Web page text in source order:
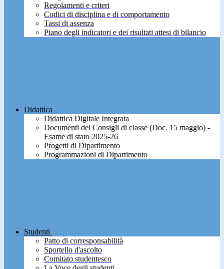
Regolamenti e criteri
Codici di disciplina e di comportamento
Tassi di assenza
Piano degli indicatori e dei risultati attesi di bilancio
Didattica
Didattica Digitale Integrata
Documenti dei Consigli di classe (Doc. 15 maggio) -
Esame di stato 2025-26
Progetti di Dipartimento
Programmazioni di Dipartimento
Studenti
Patto di corresponsabilità
Sportello d'ascolto
Comitato studentesco